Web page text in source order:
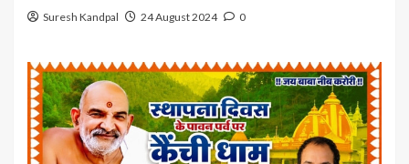
Suresh Kandpal 24 August 2024 0